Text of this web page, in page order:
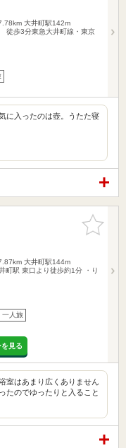
大井町駅142m
徒歩3分東急大井町線・東京
に入ったのは壺。うたた寝
お気に入
りに追加
大井町駅144m
町駅 東口より徒歩約1分 ・り
一人旅
見る
室はあまり広くありません
たのでゆったりと入ること